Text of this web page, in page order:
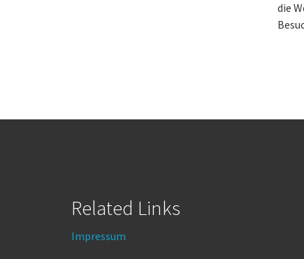
die
Related Links
Impressum